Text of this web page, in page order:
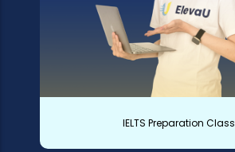
IELTS Preparation Class